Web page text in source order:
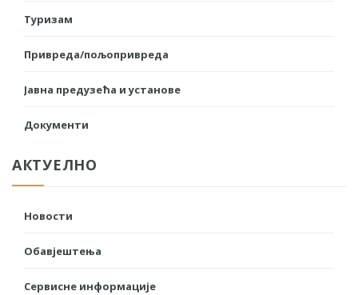
Туризам
Привреда/пољопривреда
Јавна предузећа и установе
Документи
АКТУЕЛНО
Новости
Обавјештења
Сервисне информације